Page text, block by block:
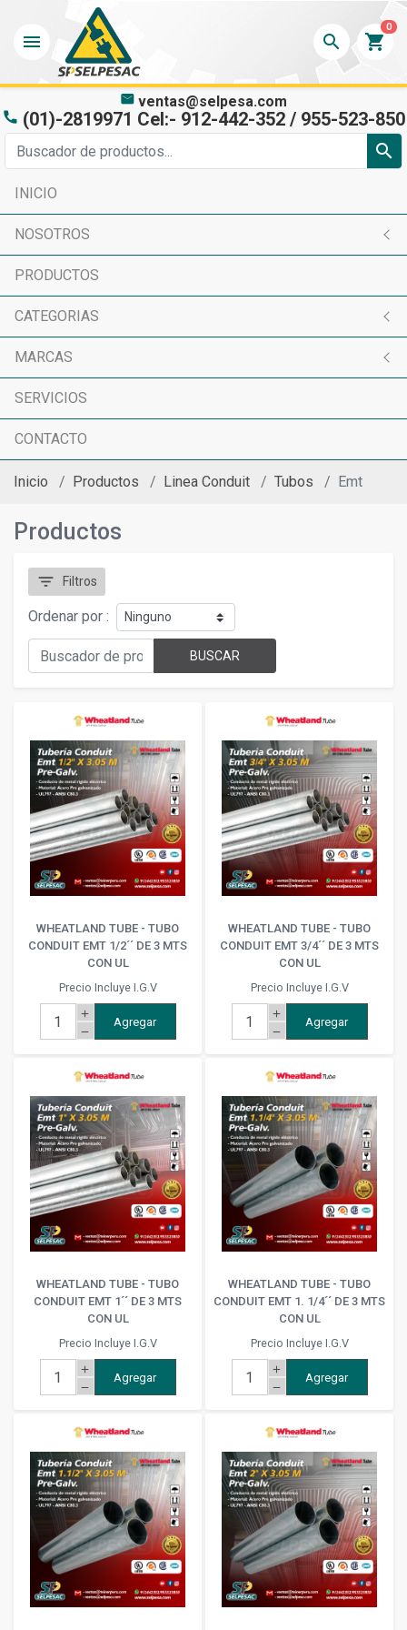
menu search shopping_cart
0
mail ventas@selpesa.com
phone (01)-2819971 Cel:- 912-442-352 / 955-523-850
search
INICIO
NOSOTROS
PRODUCTOS
CATEGORIAS
MARCAS
SERVICIOS
CONTACTO
Inicio Productos Linea Conduit Tubos Emt
Productos
filter_list Filtros
Ordenar por :
BUSCAR
WHEATLAND TUBE - TUBO
CONDUIT EMT 1/2´´ DE 3 MTS
CON UL
Precio Incluye I.G.V
add
remove
Agregar
WHEATLAND TUBE - TUBO
CONDUIT EMT 3/4´´ DE 3 MTS
CON UL
Precio Incluye I.G.V
add
remove
Agregar
WHEATLAND TUBE - TUBO
CONDUIT EMT 1´´ DE 3 MTS
CON UL
Precio Incluye I.G.V
add
remove
Agregar
WHEATLAND TUBE - TUBO
CONDUIT EMT 1. 1/4´´ DE 3 MTS
CON UL
Precio Incluye I.G.V
add
remove
Agregar